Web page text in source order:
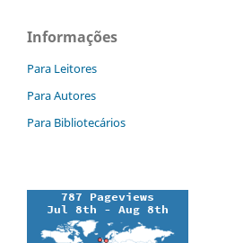
Informações
Para Leitores
Para Autores
Para Bibliotecários